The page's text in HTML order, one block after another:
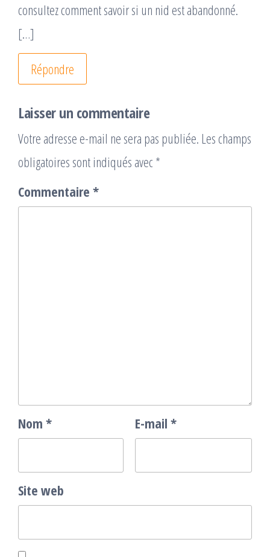
consultez comment savoir si un nid est abandonné.
[…]
Répondre
Laisser un commentaire
Votre adresse e-mail ne sera pas publiée. Les champs
obligatoires sont indiqués avec *
Commentaire *
Nom * E-mail *
Site web